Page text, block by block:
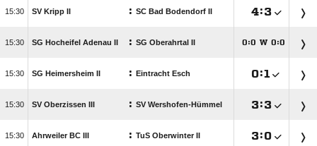
 SV Kripp II : SC Bad Bodendorf II :
 SG Hocheifel Adenau II : SG Oberahrtal II : W :
 SG Heimersheim II : Eintracht Esch :
 SV Oberzissen III : SV Wershofen-Hümmel :
 Ahrweiler BC III : TuS Oberwinter II :